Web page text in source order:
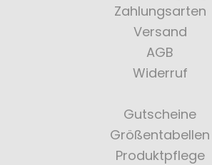
Zahlungsarten
Versand
AGB
Widerruf
Gutscheine
Größentabellen
Produktpflege